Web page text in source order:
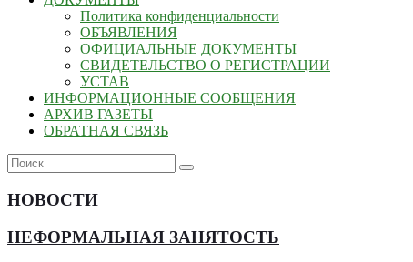
Политика конфиденциальности
ОБЪЯВЛЕНИЯ
ОФИЦИАЛЬНЫЕ ДОКУМЕНТЫ
СВИДЕТЕЛЬСТВО О РЕГИСТРАЦИИ
УСТАВ
ИНФОРМАЦИОННЫЕ СООБЩЕНИЯ
АРХИВ ГАЗЕТЫ
ОБРАТНАЯ СВЯЗЬ
НОВОСТИ
НЕФОРМАЛЬНАЯ ЗАНЯТОСТЬ